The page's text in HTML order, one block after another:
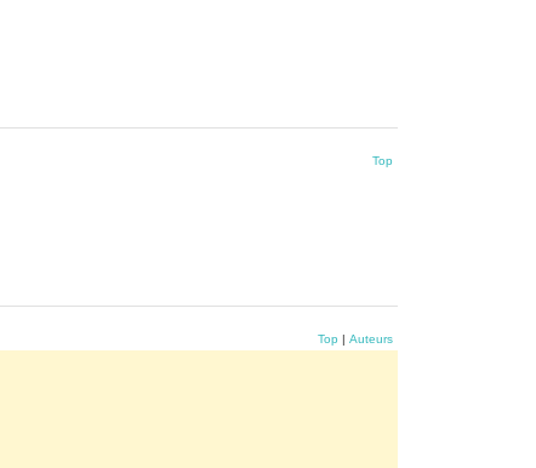
Top
Top | Auteurs